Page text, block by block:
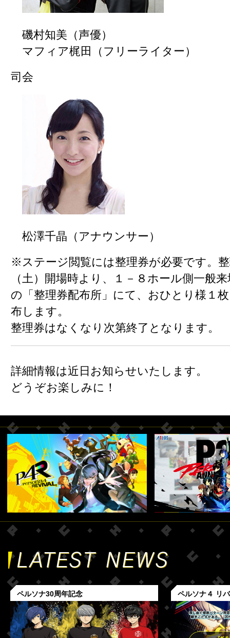
磯村知美（声優）
マフィア梶田（フリーライター）
司会
松澤千晶（アナウンサー）
※ステージ閲覧には整理券が必要です。
（土）開場時より、１－８ホール側一般
の「整理券配布所」にて、おひとり様１
布します。
整理券はなくなり次第終了となります。
詳細情報は近日お知らせいたします。
どうぞお楽しみに！
ペルソナ30周年記念 ペルソナ４ リ